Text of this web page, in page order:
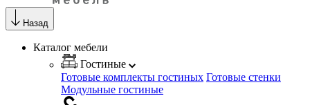
Назад
Каталог мебели
Гостиные
Готовые комплекты гостиных Готовые стенки
Модульные гостиные